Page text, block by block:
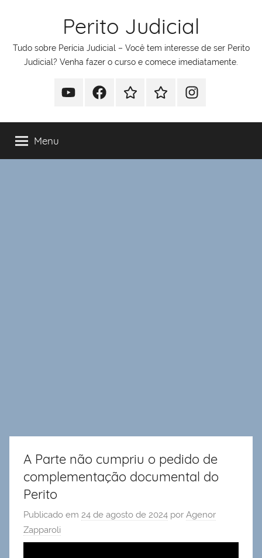
conteúdo
Perito Judicial
Tudo sobre Perícia Judicial – Você tem interesse de ser Perito
Judicial? Venha fazer o curso e comece imediatamente.
YoutubeFacebookWhatsappTelegramInstagram
Menu
A Parte não cumpriu o pedido de
complementação documental do
Perito
Publicado em 24 de agosto de 2024 por Agenor
Zapparoli